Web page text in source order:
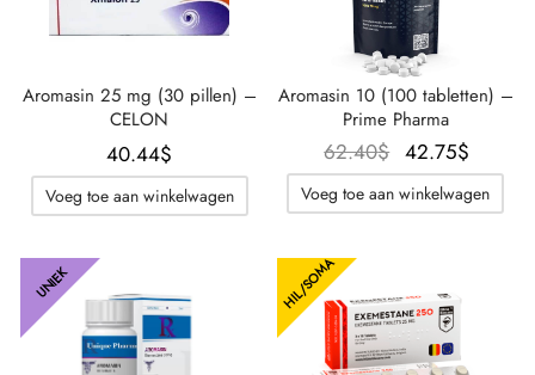
Aromasin 25 mg (30 pillen) –
CELON
40.44$
Voeg toe aan winkelwagen
Aromasin 10 (100 tabletten) –
Prime Pharma
62.40$ Oorspronkelijke
prijs was:
62.40$.
42.75$
prijs
Voeg toe aan winkelwagen
UNIEK HIL/SOMA